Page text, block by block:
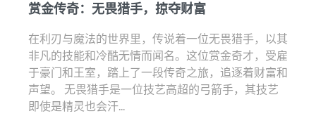
赏金传奇：无畏猎手，掠夺财富
在利刃与魔法的世界里，传说着一位无畏猎手，以其
非凡的技能和冷酷无情而闻名。这位赏金奇才，受雇
于豪门和王室，踏上了一段传奇之旅，追逐着财富和
声望。 无畏猎手是一位技艺高超的弓箭手，其技艺
即使是精灵也会汗...